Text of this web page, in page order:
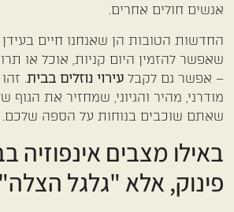
אנשים חולים אחרים.
החדשות הטובות הן שאנחנו חיים
שאפשר להזמין היום קניות, אוכל או
– אפשר גם לקבל עירוי נוזלים בבית.
מודרני, מהיר והגיוני, שמחזיר את הגוף
שאתם שוכבים בנוחות על הספה שלכם.
באילו מצבים אינפוזיה
פינוק, אלא "גלגל